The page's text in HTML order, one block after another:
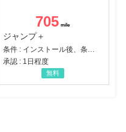
705
ジャンプ＋
承認 : 1日程度
無料